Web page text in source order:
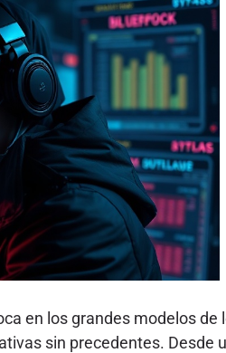
en los grandes modelos
sin precedentes.